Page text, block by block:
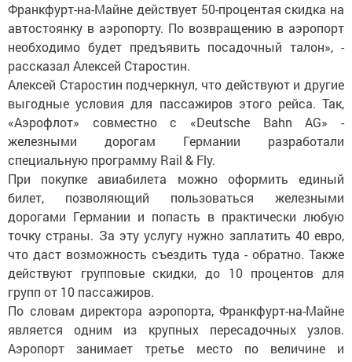
Франкфурт-на-Майне действует 50-процентая скидка на
автостоянку в аэропорту. По возвращению в аэропорт
необходимо будет предъявить посадочный талон», -
рассказал Алексей Старостин.
Алексей Старостин подчеркнул, что действуют и другие
выгодные условия для пассажиров этого рейса. Так,
«Аэрофлот» совместно с «Deutsche Bahn AG» -
железными дорогам Германии разработали
специальную программу Rail & Fly.
При покупке авиабилета можно оформить единый
билет, позволяющий пользоваться железными
дорогами Германии и попасть в практически любую
точку страны. За эту услугу нужно заплатить 40 евро,
что даст возможность съездить туда - обратно. Также
действуют групповые скидки, до 10 процентов для
групп от 10 пассажиров.
По словам директора аэропорта, Франкфурт-на-Майне
является одним из крупных пересадочных узлов.
Аэропорт занимает третье место по величине и